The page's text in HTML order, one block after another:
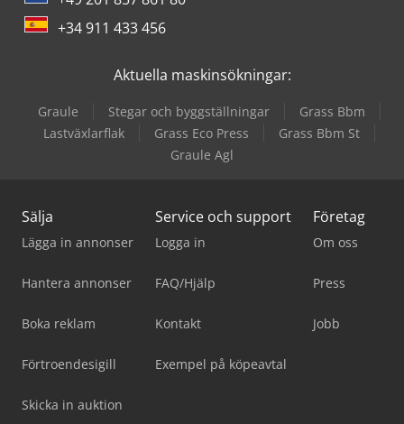
+34 911 433 456
Aktuella maskinsökningar:
Graule Stegar och byggställningar
Grass Bbm
Lastväxlarflak
Grass Eco Press
Grass Bbm St
Graule Agl
Sälja
Lägga in annonser
Hantera annonser
Boka reklam
Förtroendesigill
Skicka in auktion
Service och support
Logga in
FAQ/Hjälp
Kontakt
Exempel på köpeavtal
Företag
Om oss
Press
Jobb